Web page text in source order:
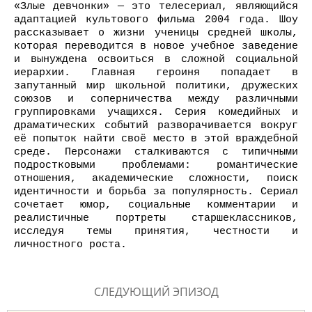
«Злые девчонки» — это телесериал, являющийся
адаптацией культового фильма 2004 года. Шоу
рассказывает о жизни ученицы средней школы,
которая переводится в новое учебное заведение
и вынуждена освоиться в сложной социальной
иерархии. Главная героиня попадает в
запутанный мир школьной политики, дружеских
союзов и соперничества между различными
группировками учащихся. Серия комедийных и
драматических событий разворачивается вокруг
её попыток найти своё место в этой враждебной
среде. Персонажи сталкиваются с типичными
подростковыми проблемами: романтические
отношения, академические сложности, поиск
идентичности и борьба за популярность. Сериал
сочетает юмор, социальные комментарии и
реалистичные портреты старшеклассников,
исследуя темы принятия, честности и
личностного роста.
СЛЕДУЮЩИЙ ЭПИЗОД